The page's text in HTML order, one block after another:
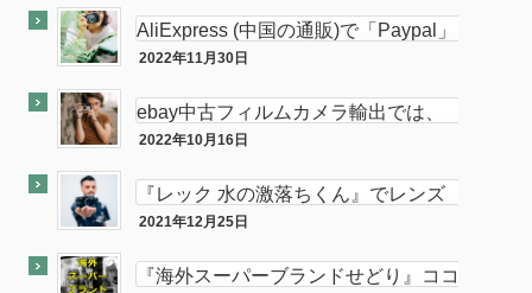
AliExpress (中国の通販)で「Paypal」
使って買い物してみた
2022年11月30日
ebay中古フィルムカメラ輸出では、
意外と「二眼カメラ」がオススメ…か
2022年10月16日
『レック 水の激落ちくん』でレンズ
のカビが簡単に落とせてふき取りも超
2021年12月25日
『海外スーパーブランドせどり』ココ